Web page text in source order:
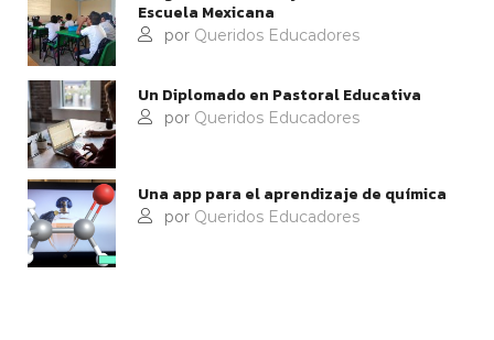
Escuela Mexicana
por Queridos Educadores
Un Diplomado en Pastoral Educativa
por Queridos Educadores
Una app para el aprendizaje de química
por Queridos Educadores